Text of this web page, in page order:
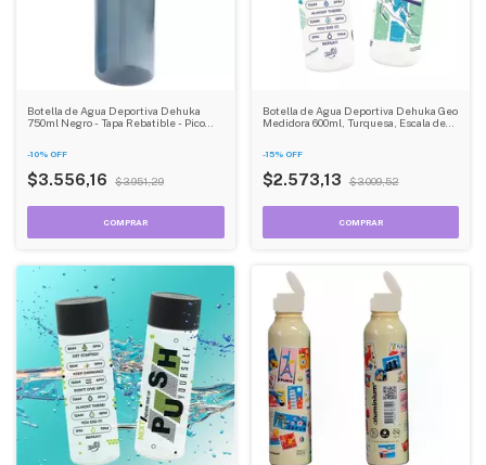
Botella de Agua Deportiva Dehuka
750ml Negro - Tapa Rebatible - Pico
-10% OFF
$3.556,16 $3.951,29
Botella de Agua Deportiva Dehuka Geo
Medidora 600ml, Turquesa, Escala de
-15% OFF
$2.573,13 $3.009,52